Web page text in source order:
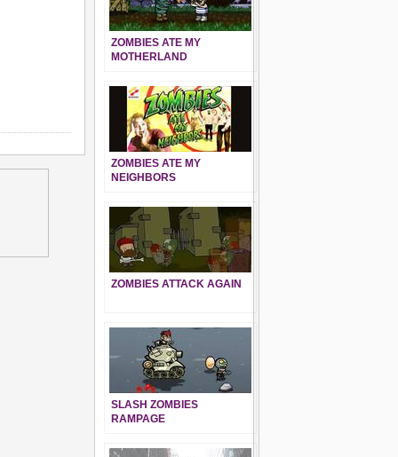
ZOMBIES ATE MY
MOTHERLAND
ZOMBIES ATE MY
NEIGHBORS
ZOMBIES ATTACK AGAIN
SLASH ZOMBIES
RAMPAGE